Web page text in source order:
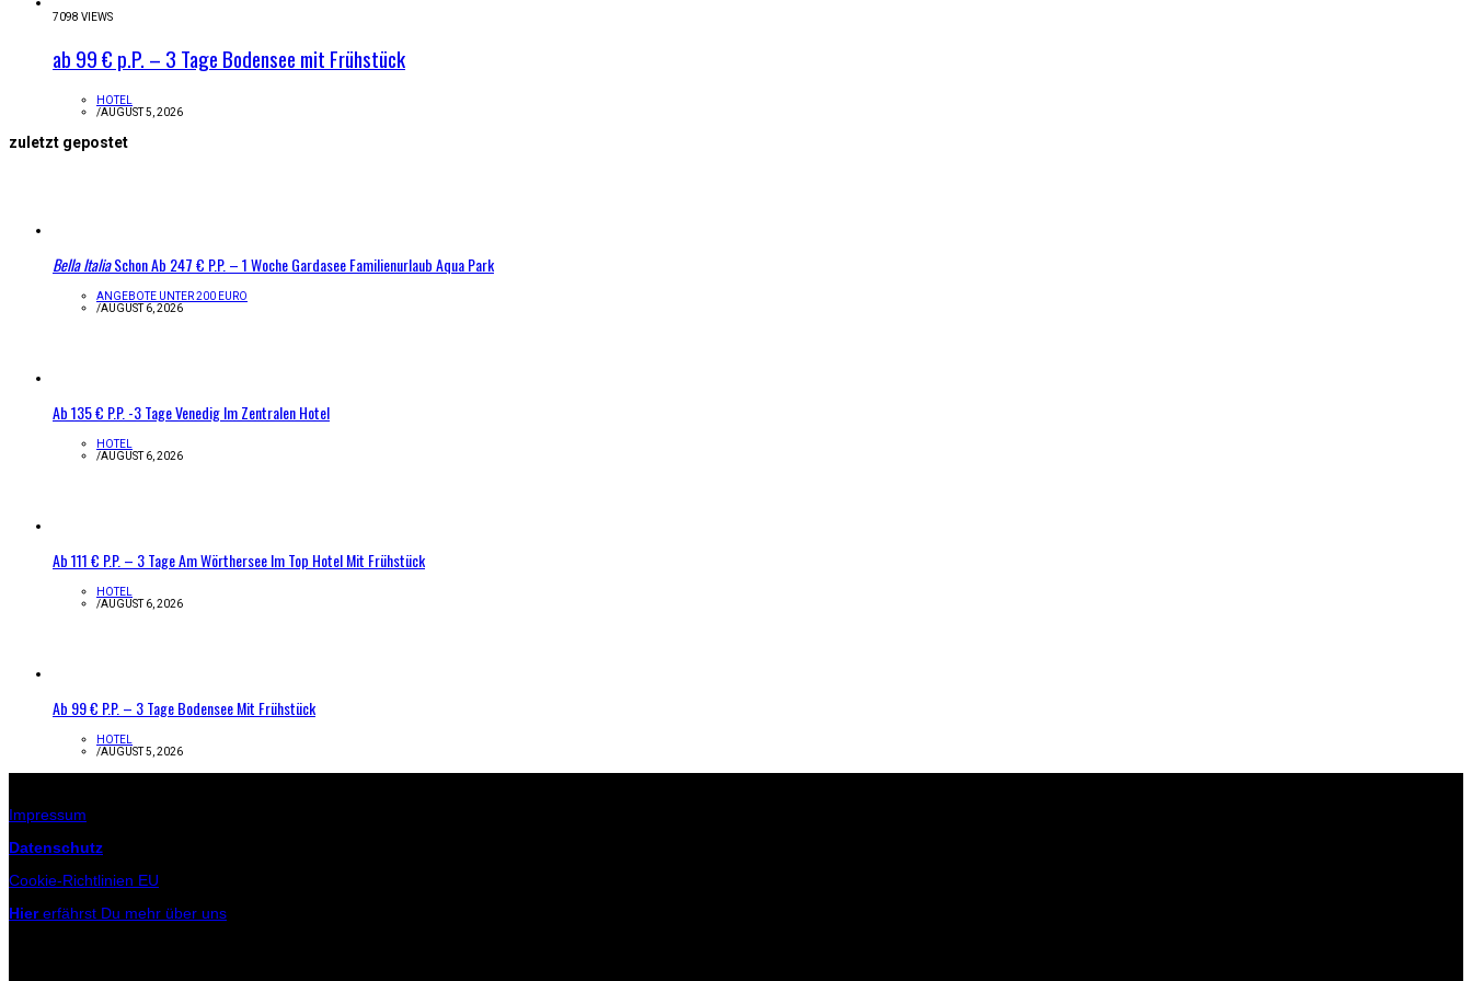
7098 VIEWS
ab 99 € p.P. – 3 Tage Bodensee mit Frühstück
HOTEL
/AUGUST 5, 2026
zuletzt gepostet
Bella ItaliaSchon Ab 247 € P.P. – 1 Woche Gardasee Familienurlaub Aqua Park
ANGEBOTE UNTER 200 EURO
/AUGUST 6, 2026
Ab 135 € P.P. -3 Tage Venedig Im Zentralen Hotel
HOTEL
/AUGUST 6, 2026
Ab 111 € P.P. – 3 Tage Am Wörthersee Im Top Hotel Mit Frühstück
HOTEL
/AUGUST 6, 2026
Ab 99 € P.P. – 3 Tage Bodensee Mit Frühstück
HOTEL
/AUGUST 5, 2026
Impressum
Datenschutz
Cookie-Richtlinien EU
Hiererfährst Du mehr über uns